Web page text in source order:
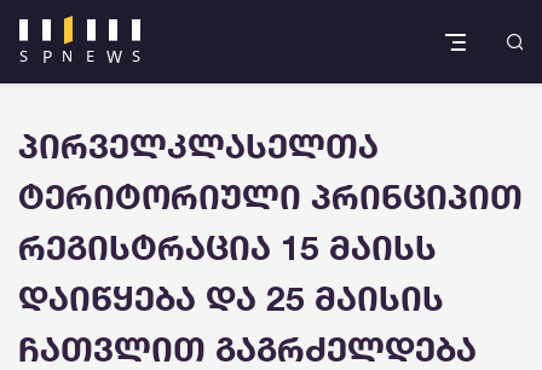
პირველკლასელთა
ტერიტორიული პრინციპით
რეგისტრაცია 15 მაისს
დაიწყება და 25 მაისის
ჩათვლით გაგრძელდება